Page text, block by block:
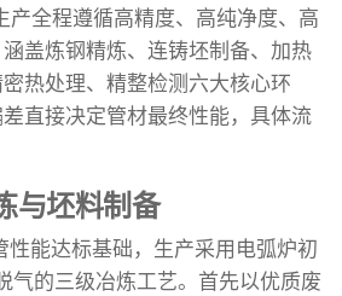
产全程遵循高精度、高纯净度、高
盖炼钢精炼、连铸坯制备、加热
热处理、精整检测六大核心环
直接决定管材最终性能，具体流
与坯料制备
性能达标基础，生产采用电弧炉初
气的三级冶炼工艺。首先以优质废